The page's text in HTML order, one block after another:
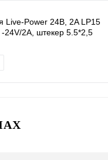
Live-Power 24В, 2A LP15
24V/2A, штекер 5.5*2,5